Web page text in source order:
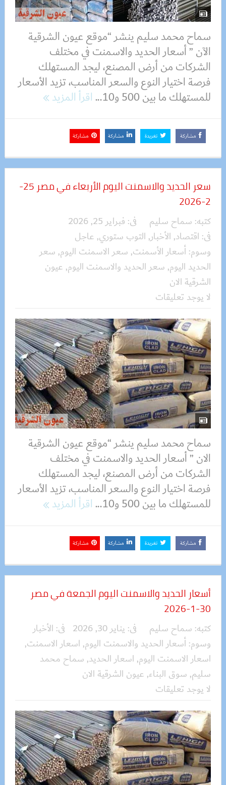
سماح محمد سليم ينشر “موقع عيون الشرقية
الآن ” أسعار الحديد والاسمنت في مختلف
الشركات من أرض المصنع، ليجد المستهلك
فرصة اختيار النوع والسعر المناسب، تزيد الأسعار
للمستهلك ما بين 500 و10...
اقرأ المزيد
مشاركة تغريدة مشاركة مشاركة
سعر الحديد والاسمنت اليوم الأربعاء في مصر 25-
2-2026
كتبه: سماح سليم فى: فبراير 25, 2026
فى: اقتصاد, الأخبار, التوب ستوري, عاجل
وسوم:أسعار الأسمنت, سعر الاسمنت اليوم, سعر
الحديد اليوم, سعر الحديد والاسمنت اليوم, عيون
الشرقية الان
لا يوجد تعليقات
سماح محمد سليم ينشر “موقع عيون الشرقية
الان ” أسعار الحديد والاسمنت في مختلف
الشركات من أرض المصنع، ليجد المستهلك
فرصة اختيار النوع والسعر المناسب، تزيد الأسعار
للمستهلك ما بين 500 و10...
اقرأ المزيد
مشاركة تغريدة مشاركة مشاركة
أسعار الحديد والاسمنت اليوم الجمعة في مصر
30-1-2026
كتبه: سماح سليم فى: يناير 30, 2026 فى: الأخبار
وسوم:أسعار الحديد والاسمنت اليوم, اسعار الاسمنت,
اسعار الاسمنت اليوم, اسعار الحديد, سماح محمد
سليم, سوق البناء, عيون الشرقية الان
لا يوجد تعليقات